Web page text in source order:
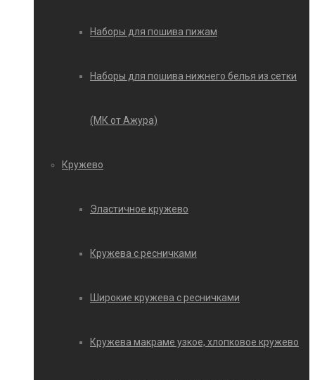
Наборы для пошива пижам
Наборы для пошива нижнего белья из сетки
(МК от Ажура)
Кружево
Эластичное кружево
Кружева с ресничками
Широкие кружева с ресничками
Кружева макраме узкое, хлопковое кружево